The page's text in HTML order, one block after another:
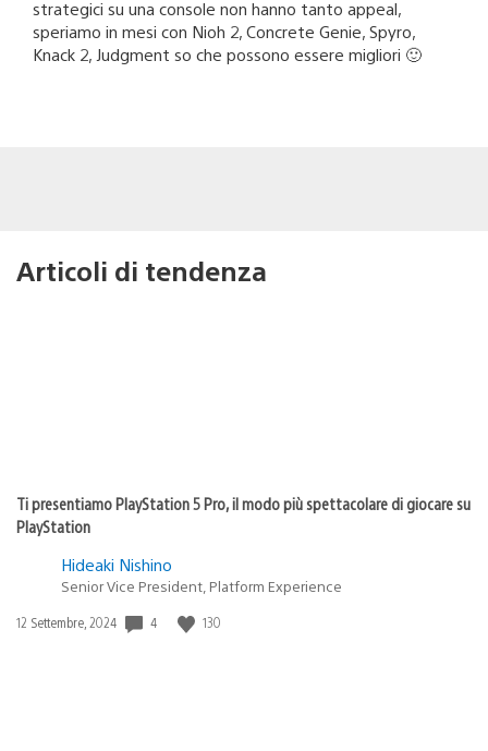
strategici su una console non hanno tanto appeal,
speriamo in mesi con Nioh 2, Concrete Genie, Spyro,
Knack 2, Judgment so che possono essere migliori 🙂
Articoli di tendenza
Ti presentiamo PlayStation 5 Pro, il modo più spettacolare di giocare su
PlayStation
Hideaki Nishino
Senior Vice President, Platform Experience
Data
12 Settembre, 2024 4 130